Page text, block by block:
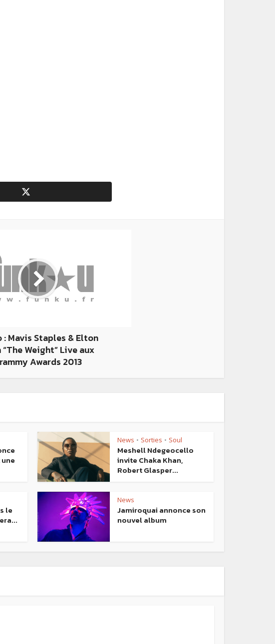
: Mavis Staples & Elton
“The Weight” Live aux
Awards 2013
News • Sorties • Soul
Meshell Ndegeocello
invite Chaka Khan,
Robert Glasper...
le
News
Jamiroquai annonce son
nouvel album